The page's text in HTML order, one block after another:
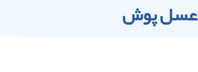
عسل پوش